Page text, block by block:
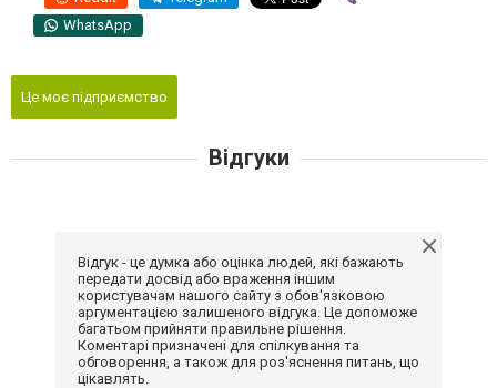
WhatsApp
Це моє підприємство
Відгуки
Відгук - це думка або оцінка людей, які бажають
передати досвід або враження іншим
користувачам нашого сайту з обов'язковою
аргументацією залишеного відгука. Це допоможе
багатьом прийняти правильне рішення.
Коментарі призначені для спілкування та
обговорення, а також для роз'яснення питань, що
цікавлять.